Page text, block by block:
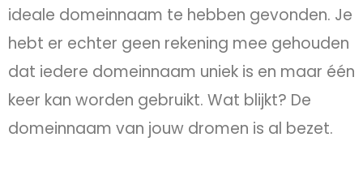
ideale domeinnaam te hebben gevonden. Je
hebt er echter geen rekening mee gehouden
dat iedere domeinnaam uniek is en maar één
keer kan worden gebruikt. Wat blijkt? De
domeinnaam van jouw dromen is al bezet.